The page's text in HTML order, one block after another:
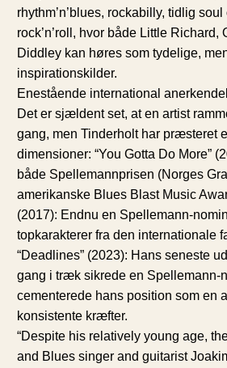
rhythm’n’blues, rockabilly, tidlig
rock’n’roll, hvor både Little Richard,
Diddley kan høres som tydelige,
inspirationskilder.
Enestående international
Det er sjældent set, at en artist
gang, men Tinderholt har præsteret
dimensioner: “You Gotta Do More”
både Spellemannprisen (Norges
amerikanske Blues Blast Music
(2017): Endnu en Spellemann-
topkarakterer fra den internationale
“Deadlines” (2023): Hans seneste
gang i træk sikrede en Spellemann-
cementerede hans position som en
konsistente kræfter.
“Despite his relatively young age,
and Blues singer and guitarist